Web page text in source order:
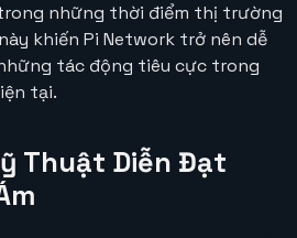
những thời điểm thị trường
khiến Pi Network trở nên dễ
tác động tiêu cực trong
tại.
Thuật Diễn Đạt